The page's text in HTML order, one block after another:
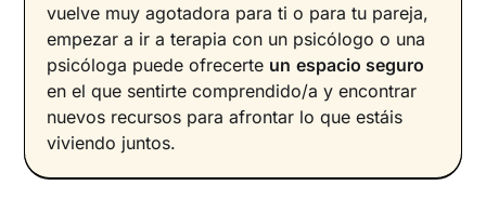
vuelve muy agotadora para ti o para tu pareja,
empezar a ir a terapia con un psicólogo o una
psicóloga puede ofrecerte un espacio seguro
en el que sentirte comprendido/a y encontrar
nuevos recursos para afrontar lo que estáis
viviendo juntos.